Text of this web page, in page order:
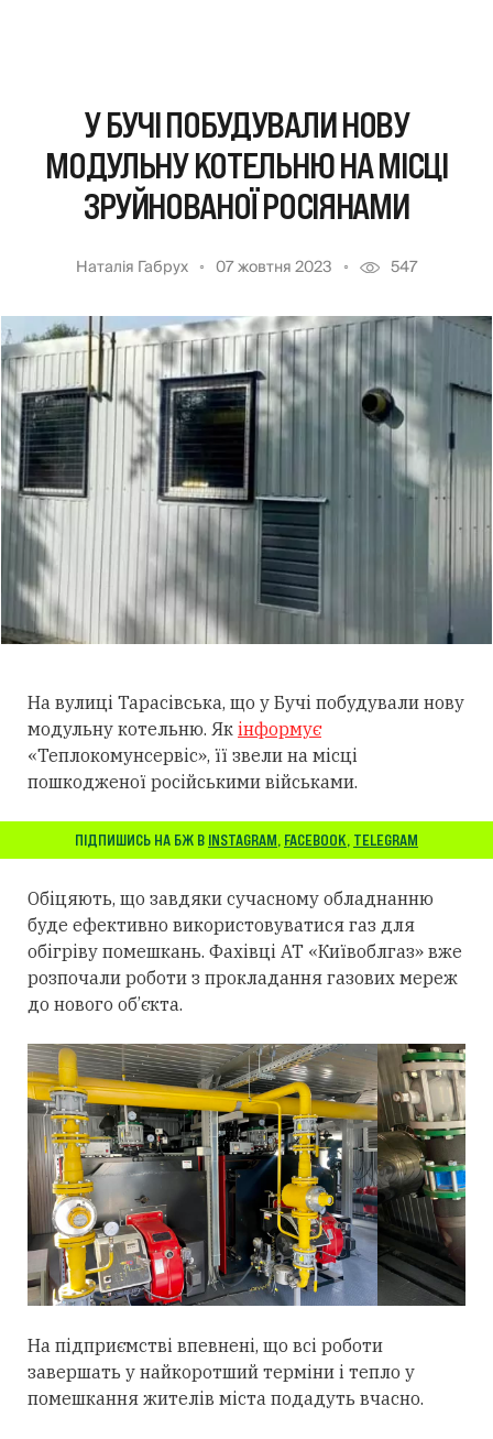
У БУЧІ ПОБУДУВАЛИ НОВУ
МОДУЛЬНУ КОТЕЛЬНЮ НА МІСЦІ
ЗРУЙНОВАНОЇ РОСІЯНАМИ
Наталія Габрух 07 жовтня 2023 547
На вулиці Тарасівська, що у Бучі побудували нову
модульну котельню. Як інформує
«Теплокомунсервіс», її звели на місці
пошкодженої російськими військами.
ПІДПИШИСЬ НА БЖ В INSTAGRAM, FACEBOOK, TELEGRAM
Обіцяють, що завдяки сучасному обладнанню
буде ефективно використовуватися газ для
обігріву помешкань. Фахівці АТ «Київоблгаз» вже
розпочали роботи з прокладання газових мереж
до нового об’єкта.
На підприємстві впевнені, що всі роботи
завершать у найкоротший терміни і тепло у
помешкання жителів міста подадуть вчасно.